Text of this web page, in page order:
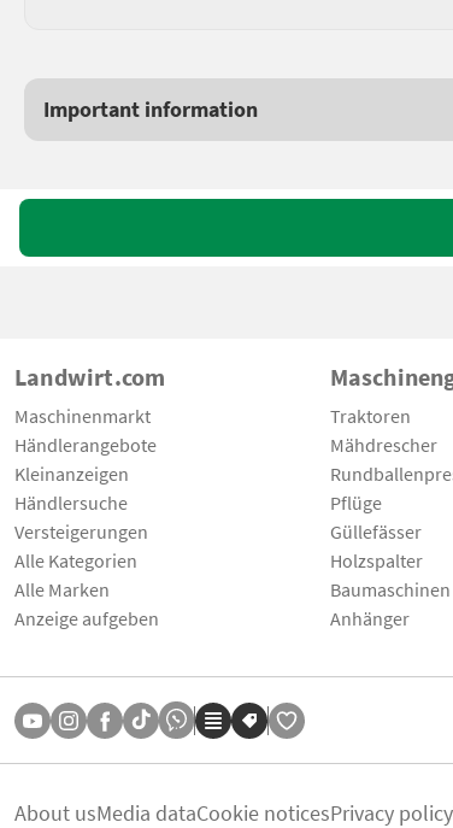
Important information
Landwirt.com
Maschinenmarkt
Händlerangebote
Kleinanzeigen
Händlersuche
Versteigerungen
Alle Kategorien
Alle Marken
Anzeige aufgeben
Traktoren
Mähdrescher
Pflüge
Güllefässer
Holzspalter
Baumaschinen
Anhänger
About usMedia dataCookie noticesPrivacy policy